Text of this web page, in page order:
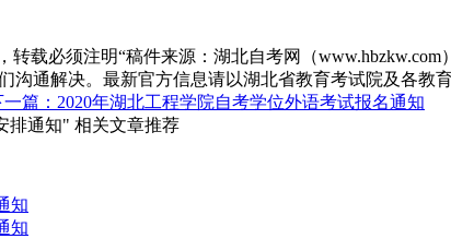
载必须注明“稿件来源：湖北自考网（www.hbzkw.com
沟通解决。最新官方信息请以湖北省教育考试院及各教
一篇：2020年湖北工程学院自考学位外语考试报名通知
排通知" 相关文章推荐
知
知